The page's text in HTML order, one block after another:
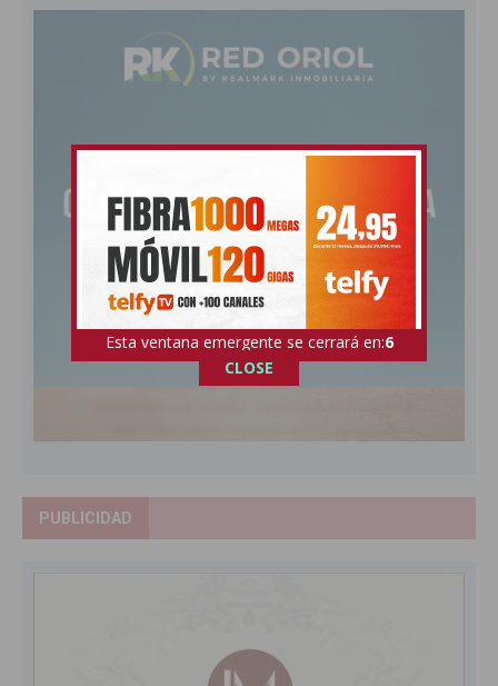
PUBLICIDAD
Esta ventana emergente se cerrará en:5
CLOSE